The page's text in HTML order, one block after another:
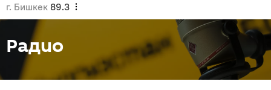
г. Бишкек 89.3
Радио